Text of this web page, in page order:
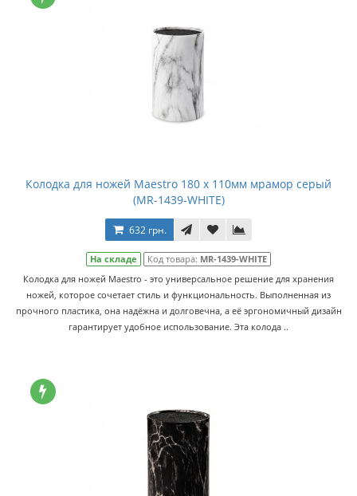
Колодка для ножей Maestro 180 x 110мм мрамор серый
(MR-1439-WHITE)
632 грн.
На складе Код товара: MR-1439-WHITE
Колодка для ножей Maestro - это универсальное решение для хранения
ножей, которое сочетает стиль и функциональность. Выполненная из
прочного пластика, она надёжна и долговечна, а её эргономичный дизайн
гарантирует удобное использование. Эта колода ..